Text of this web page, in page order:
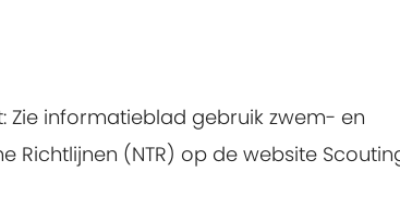
Zie informatieblad gebruik zwem- en
Richtlijnen (NTR) op de website